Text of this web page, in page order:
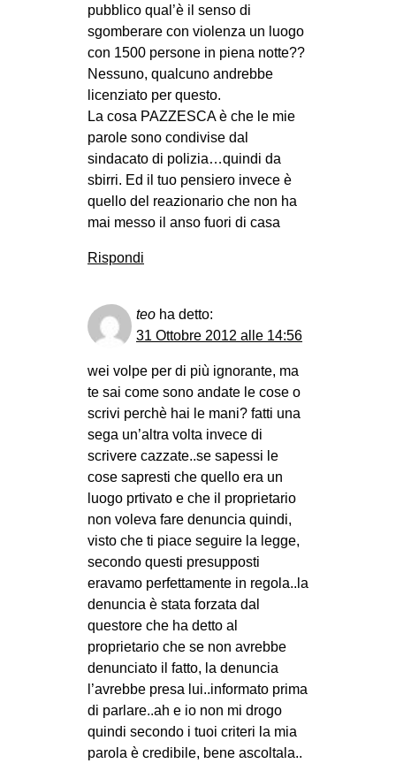
pubblico qual’è il senso di
sgomberare con violenza un luogo
con 1500 persone in piena notte??
Nessuno, qualcuno andrebbe
licenziato per questo.
La cosa PAZZESCA è che le mie
parole sono condivise dal
sindacato di polizia…quindi da
sbirri. Ed il tuo pensiero invece è
quello del reazionario che non ha
mai messo il anso fuori di casa
Rispondi
teo ha detto:
31 Ottobre 2012 alle 14:56
wei volpe per di più ignorante, ma
te sai come sono andate le cose o
scrivi perchè hai le mani? fatti una
sega un’altra volta invece di
scrivere cazzate..se sapessi le
cose sapresti che quello era un
luogo prtivato e che il proprietario
non voleva fare denuncia quindi,
visto che ti piace seguire la legge,
secondo questi presupposti
eravamo perfettamente in regola..la
denuncia è stata forzata dal
questore che ha detto al
proprietario che se non avrebbe
denunciato il fatto, la denuncia
l’avrebbe presa lui..informato prima
di parlare..ah e io non mi drogo
quindi secondo i tuoi criteri la mia
parola è credibile, bene ascoltala..